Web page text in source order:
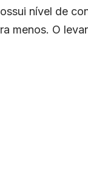
nível de
menos. O